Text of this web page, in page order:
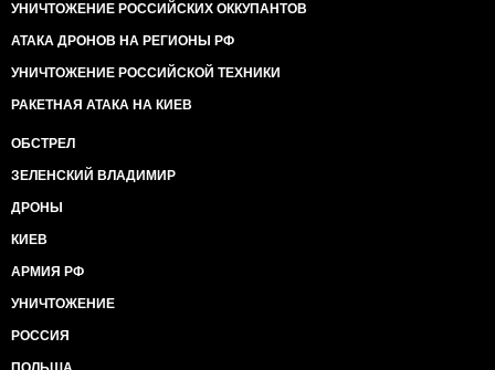
УНИЧТОЖЕНИЕ РОССИЙСКИХ ОККУПАНТОВ
АТАКА ДРОНОВ НА РЕГИОНЫ РФ
УНИЧТОЖЕНИЕ РОССИЙСКОЙ ТЕХНИКИ
РАКЕТНАЯ АТАКА НА КИЕВ
ОБСТРЕЛ
ЗЕЛЕНСКИЙ ВЛАДИМИР
ДРОНЫ
КИЕВ
АРМИЯ РФ
УНИЧТОЖЕНИЕ
РОССИЯ